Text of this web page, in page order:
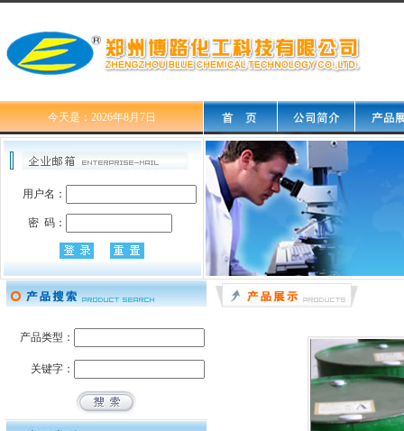
今天是：2026年8月7日
用户名：
密 码：
产品类型：
关键字：